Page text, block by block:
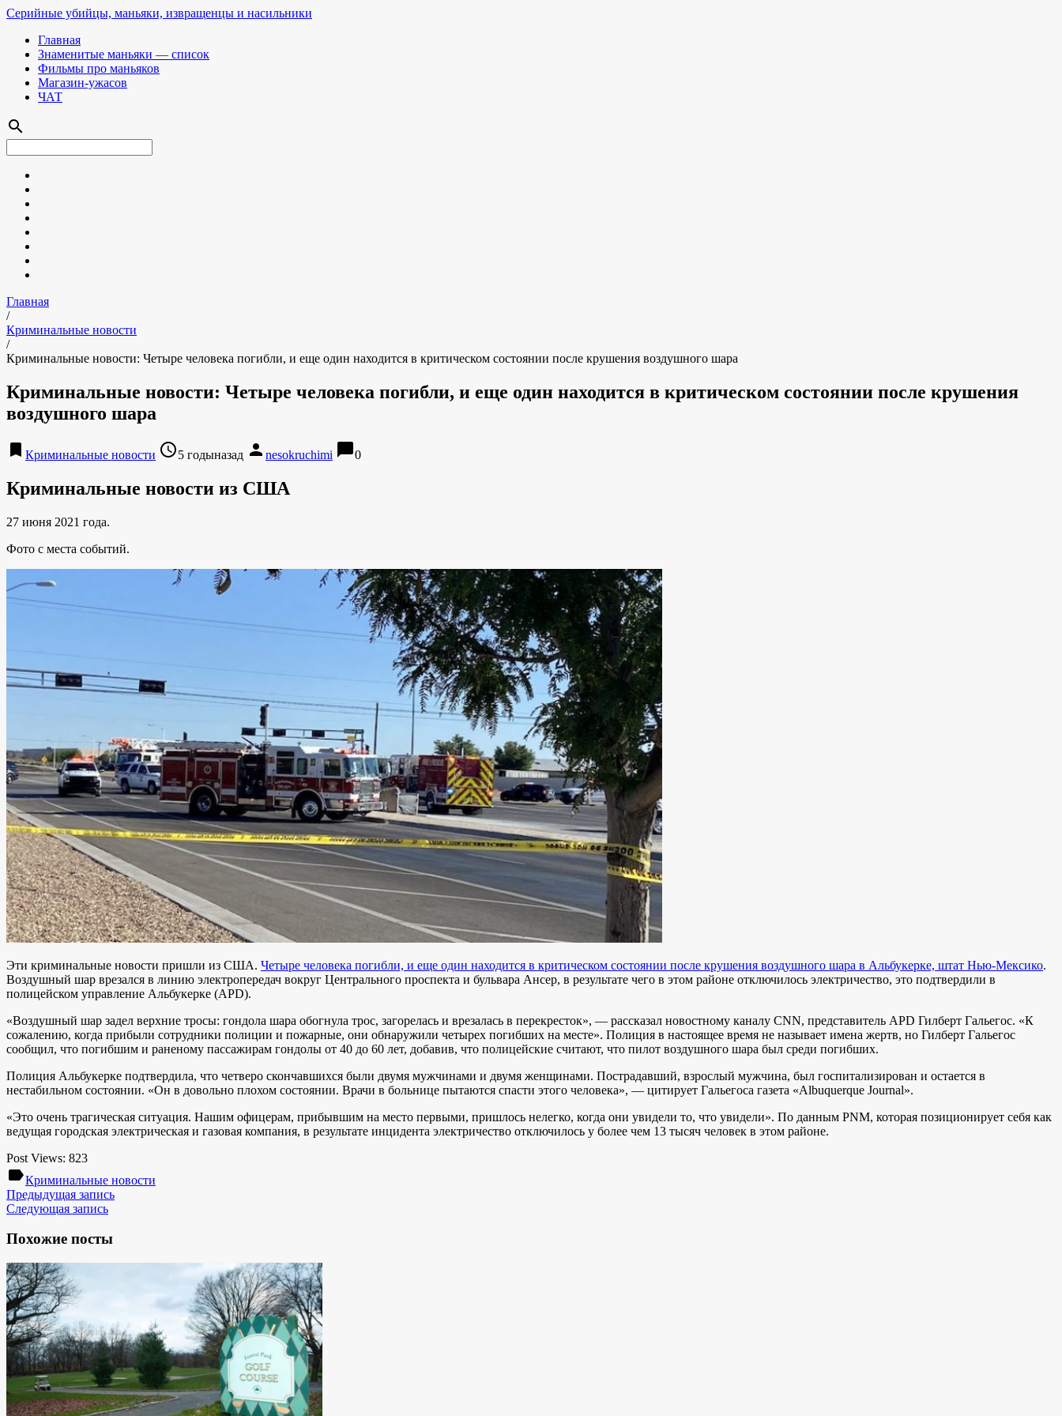
Серийные убийцы, маньяки, извращенцы и насильники
Главная
Знаменитые маньяки — список
Фильмы про маньяков
Магазин-ужасов
ЧАТ
search
Главная
/
Криминальные новости
/
Криминальные новости: Четыре человека погибли, и еще один находится в критическом состоянии после крушения воздушного шара
Криминальные новости: Четыре человека погибли, и еще один находится в критическом состоянии после крушения
воздушного шара
bookmark Криминальные новости access_time5 годыназад person nesokruchimi chat_bubble0
Криминальные новости из США
27 июня 2021 года.
Фото с места событий.
Эти криминальные новости пришли из США. Четыре человека погибли, и еще один находится в критическом состоянии после крушения воздушного шара в Альбукерке, штат Нью-Мексико.
Воздушный шар врезался в линию электропередач вокруг Центрального проспекта и бульвара Ансер, в результате чего в этом районе отключилось электричество, это подтвердили в
полицейском управление Альбукерке (APD).
«Воздушный шар задел верхние тросы: гондола шара обогнула трос, загорелась и врезалась в перекресток», — рассказал новостному каналу CNN, представитель APD Гилберт Гальегос. «К
сожалению, когда прибыли сотрудники полиции и пожарные, они обнаружили четырех погибших на месте». Полиция в настоящее время не называет имена жертв, но Гилберт Гальегос
сообщил, что погибшим и раненому пассажирам гондолы от 40 до 60 лет, добавив, что полицейские считают, что пилот воздушного шара был среди погибших.
Полиция Альбукерке подтвердила, что четверо скончавшихся были двумя мужчинами и двумя женщинами. Пострадавший, взрослый мужчина, был госпитализирован и остается в
нестабильном состоянии. «Он в довольно плохом состоянии. Врачи в больнице пытаются спасти этого человека», — цитирует Гальегоса газета «Albuquerque Journal».
«Это очень трагическая ситуация. Нашим офицерам, прибывшим на место первыми, пришлось нелегко, когда они увидели то, что увидели». По данным PNM, которая позиционирует себя как
ведущая городская электрическая и газовая компания, в результате инцидента электричество отключилось у более чем 13 тысяч человек в этом районе.
Post Views: 823
labelКриминальные новости
Предыдущая запись
Следующая запись
Похожие посты